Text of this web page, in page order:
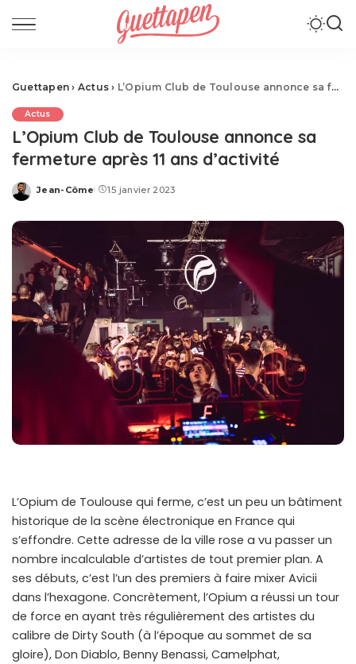
Guettapen › Actus › L’Opium Club de Toulouse annonce sa fermeture après 11 ans d’activité
Actus
L’Opium Club de Toulouse annonce sa
fermeture après 11 ans d’activité
Posted
Jean-Côme 15 janvier 2023
L’Opium de Toulouse qui ferme, c’est un peu un bâtiment
historique de la scène électronique en France qui
s’effondre. Cette adresse de la ville rose a vu passer un
nombre incalculable d’artistes de tout premier plan. A
ses débuts, c’est l’un des premiers à faire mixer Avicii
dans l’hexagone. Concrètement, l’Opium a réussi un tour
de force en ayant très régulièrement des artistes du
calibre de Dirty South (à l’époque au sommet de sa
gloire), Don Diablo, Benny Benassi, Camelphat,